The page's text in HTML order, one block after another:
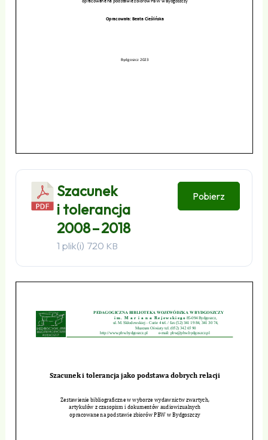
Szacunek
i tolerancja
2008 – 2018
1 plik(i) 720 KB
Pobierz